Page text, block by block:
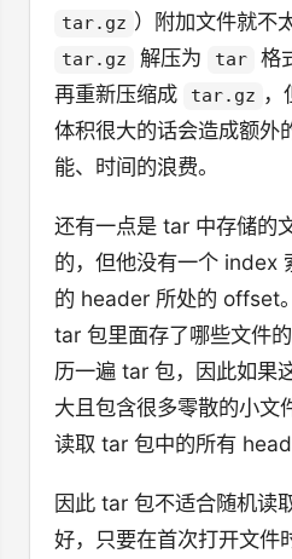
tar.gz ）附加文件就不
tar.gz 解压为 tar
格
再重新压缩成
tar.gz ，
体积很大的话会造成额外
能、时间的浪费。
还有一点是 tar 中存储的
的，但他没有一个 index
的 header 所处的 offset
tar 包里面存了哪些文件
历一遍 tar 包，因此如果
大且包含很多零散的小文
读取 tar 包中的所有
因此 tar 包不适合随机读
好，只要在首次打开文件